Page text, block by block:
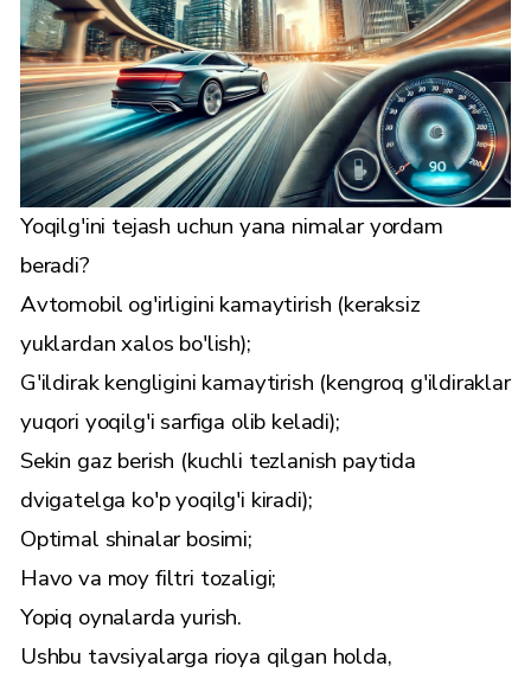
Yoqilg'ini tejash uchun yana nimalar yordam
beradi?
Avtomobil og'irligini kamaytirish (keraksiz
yuklardan xalos bo'lish);
G'ildirak kengligini kamaytirish (kengroq g'ildiraklar
yuqori yoqilg'i sarfiga olib keladi);
Sekin gaz berish (kuchli tezlanish paytida
dvigatelga ko'p yoqilg'i kiradi);
Optimal shinalar bosimi;
Havo va moy filtri tozaligi;
Yopiq oynalarda yurish.
Ushbu tavsiyalarga rioya qilgan holda,